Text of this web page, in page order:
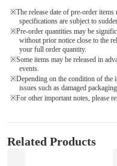
※The release date of pre-order
specifications are subject to
※Pre-order quantities may be
without prior notice close to the
your full order quantity.
※Some items may be released in
events.
※Depending on the condition of the
issues such as damaged
※For other important notes, please
Related Products